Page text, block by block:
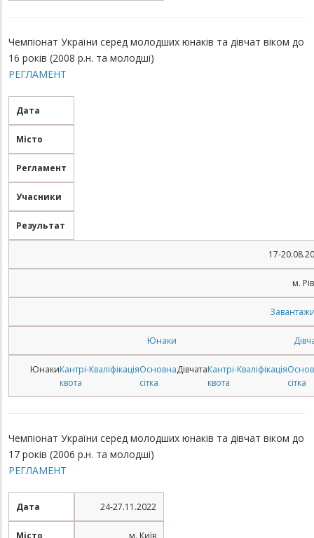
Чемпіонат України серед молодших юнаків та дівчат віком до
16 років (2008 р.н. та молодші)
РЕГЛАМЕНТ
Дата
Місто
Регламент
Учасники
Результат
17-
м.
Юнаки
ЮнакиКантрі-
квота
КваліфікаціяОсновна
сітка
ДівчатаКантрі-
квота
Кваліфікація
сітка
Чемпіонат України серед молодших юнаків та дівчат віком до
17 років (2006 р.н. та молодші)
РЕГЛАМЕНТ
Дата
Місто
24-27.11.2022
м. Київ